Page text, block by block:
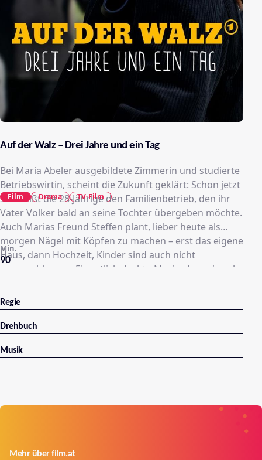
Auf der Walz – Drei Jahre und ein Tag
Bei Maria Abeler ausgebildete Zimmerin und studierte
Betriebswirtin, scheint die Zukunft geklärt: Schon jetzt
schmeißt die 28-Jährige den Familienbetrieb, den ihr
Vater Volker bald an seine Tochter übergeben möchte.
Auch Marias Freund Steffen plant, lieber heute als
morgen Nägel mit Köpfen zu machen – erst das eigene
Haus, dann Hochzeit, Kinder sind auch nicht
ausgeschlossen. Eigentlich dachte Maria, das sei auch
90
Min.
Film Drama TV-Film
Regie
Drehbuch
Musik
Mehr über film.at